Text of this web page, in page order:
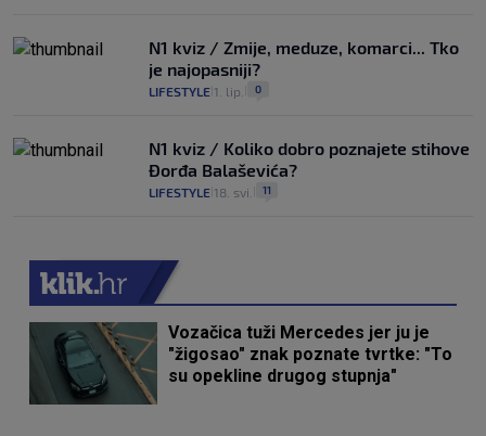
N1 kviz / Zmije, meduze, komarci... Tko
je najopasniji?
LIFESTYLE 1. lip. 0
N1 kviz / Koliko dobro poznajete stihove
Đorđa Balaševića?
LIFESTYLE 18. svi. 11
Vozačica tuži Mercedes jer ju je
"žigosao" znak poznate tvrtke: "To
su opekline drugog stupnja"